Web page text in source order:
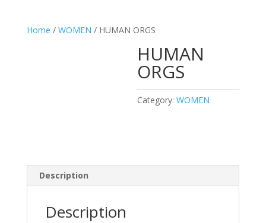
Home / WOMEN / HUMAN ORGS
HUMAN
ORGS
Category:WOMEN
Description
Description